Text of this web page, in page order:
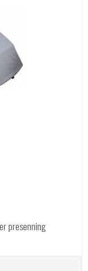
presenning